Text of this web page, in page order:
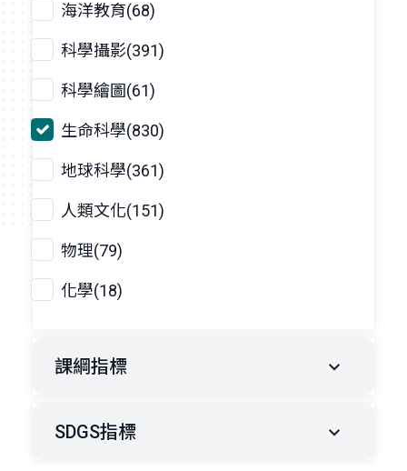
海洋教育(68)
科學攝影(391)
科學繪圖(61)
生命科學(830)
地球科學(361)
人類文化(151)
物理(79)
化學(18)
課綱指標
SDGS指標